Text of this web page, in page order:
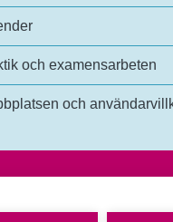
och examensarbeten
och